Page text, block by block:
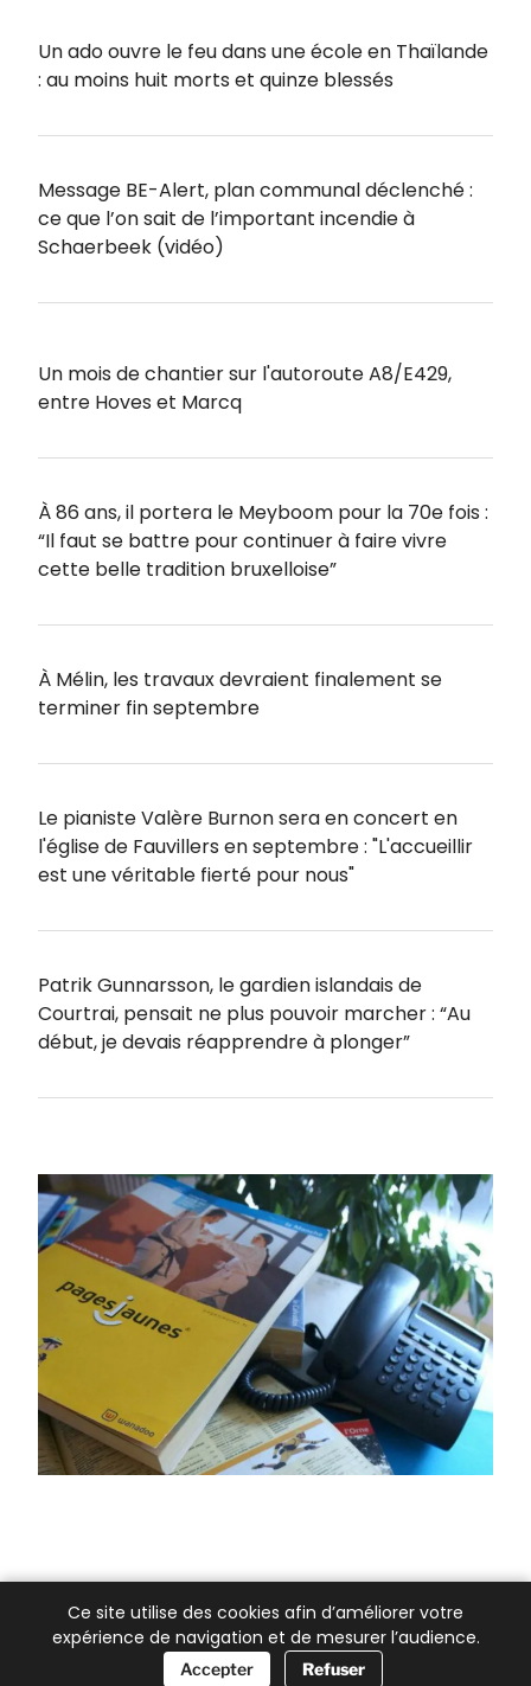
Un ado ouvre le feu dans une école en Thaïlande
: au moins huit morts et quinze blessés
Message BE-Alert, plan communal déclenché :
ce que l’on sait de l’important incendie à
Schaerbeek (vidéo)
Un mois de chantier sur l'autoroute A8/E429,
entre Hoves et Marcq
À 86 ans, il portera le Meyboom pour la 70e fois :
“Il faut se battre pour continuer à faire vivre
cette belle tradition bruxelloise”
À Mélin, les travaux devraient finalement se
terminer fin septembre
Le pianiste Valère Burnon sera en concert en
l'église de Fauvillers en septembre : "L'accueillir
est une véritable fierté pour nous"
Patrik Gunnarsson, le gardien islandais de
Courtrai, pensait ne plus pouvoir marcher : “Au
début, je devais réapprendre à plonger”
Ce site utilise des cookies afin d’améliorer votre
expérience de navigation et de mesurer l’audience.
Accepter Refuser📞 Besoin d’aide ?